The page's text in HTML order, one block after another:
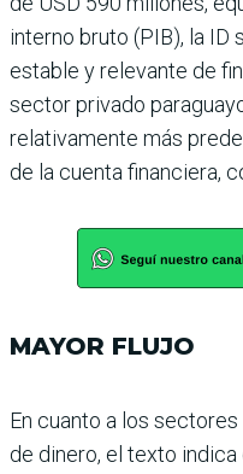
interno bruto (PIB), la ID
estable y relevante de
sector privado
relativamente más
de la cuenta financiera,
MAYOR FLUJO
En cuanto a los
de dinero, el texto